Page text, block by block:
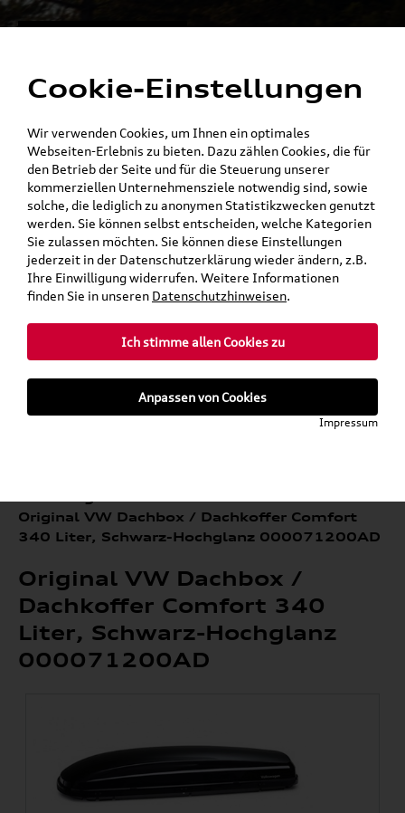
Original VW Dachbox / Dachkoffer Comfort
340 Liter, Schwarz-Hochglanz 000071200AD
Original VW Dachbox /
Dachkoffer Comfort 340
Liter, Schwarz-Hochglanz
000071200AD
Cookie-Einstellungen
Wir verwenden Cookies, um Ihnen ein optimales
Webseiten-Erlebnis zu bieten. Dazu zählen Cookies, die für
den Betrieb der Seite und für die Steuerung unserer
kommerziellen Unternehmensziele notwendig sind, sowie
solche, die lediglich zu anonymen Statistikzwecken genutzt
werden. Sie können selbst entscheiden, welche Kategorien
Sie zulassen möchten. Sie können diese Einstellungen
jederzeit in der Datenschutzerklärung wieder ändern, z.B.
Ihre Einwilligung widerrufen. Weitere Informationen
finden Sie in unseren Datenschutzhinweisen.
Ich stimme allen Cookies zu
Anpassen von Cookies
Impressum